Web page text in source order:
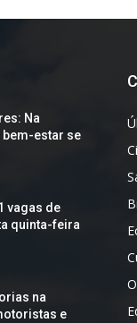
Na
bem-estar se
vagas de
quinta-feira
na
e